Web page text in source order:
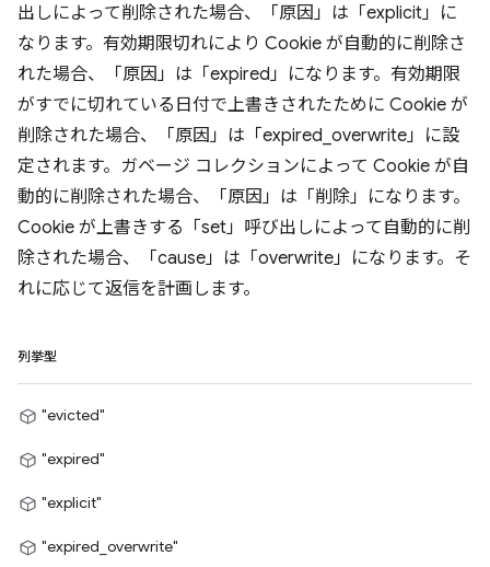
出しによって削除された場合、「原因」は「explicit」に
なります。有効期限切れにより Cookie が自動的に削除さ
れた場合、「原因」は「expired」になります。有効期限
がすでに切れている日付で上書きされたために Cookie が
削除された場合、「原因」は「expired_overwrite」に設
定されます。ガベージ コレクションによって Cookie が自
動的に削除された場合、「原因」は「削除」になります。
Cookie が上書きする「set」呼び出しによって自動的に削
除された場合、「cause」は「overwrite」になります。そ
れに応じて返信を計画します。
列挙型
"evicted"
"expired"
"explicit"
"expired_overwrite"